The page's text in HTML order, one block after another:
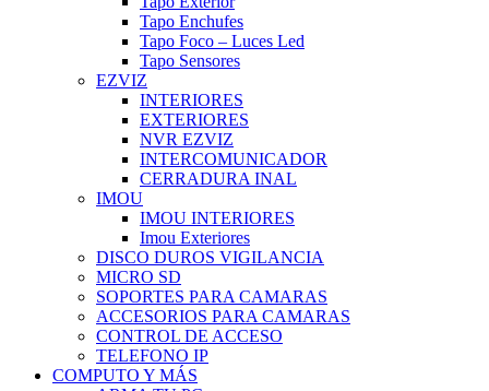
Tapo Enchufes
Tapo Foco – Luces Led
Tapo Sensores
EZVIZ
INTERIORES
EXTERIORES
NVR EZVIZ
INTERCOMUNICADOR
CERRADURA INAL
IMOU
IMOU INTERIORES
Imou Exteriores
DISCO DUROS VIGILANCIA
MICRO SD
SOPORTES PARA CAMARAS
ACCESORIOS PARA CAMARAS
CONTROL DE ACCESO
TELEFONO IP
COMPUTO Y MÁS